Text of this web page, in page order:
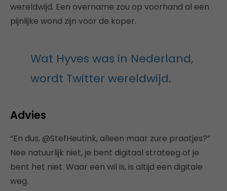
wereldwijd. Een overname zou op voorhand al een
pijnlijke wond zijn voor de koper.
Wat Hyves was in Nederland,
wordt Twitter wereldwijd.
Advies
“En dus, @StefHeutink, alleen maar zure praatjes?”
Nee natuurlijk niet, je bent digitaal strateeg of je
bent het niet. Waar een wil is, is altijd een digitale
weg.